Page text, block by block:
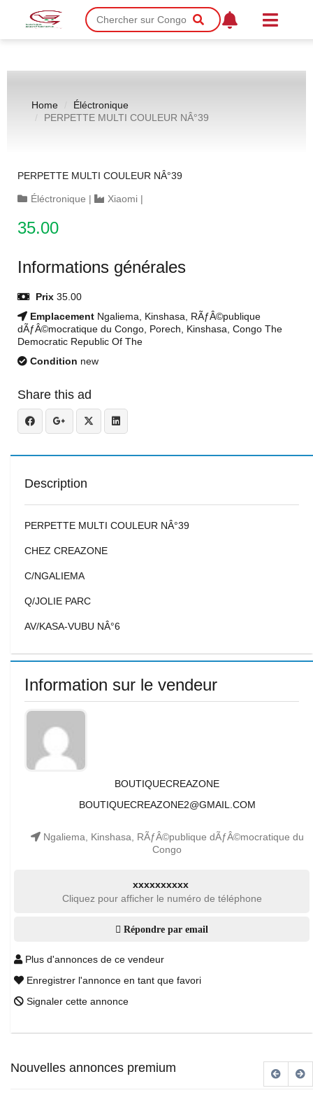
Home
Éléctronique
PERPETTE MULTI COULEUR NÂ°39
PERPETTE MULTI COULEUR NÂ°39
Éléctronique | Xiaomi |
35.00
Informations générales
Prix 35.00
Emplacement Ngaliema, Kinshasa, RÃƒÂ©publique
dÃƒÂ©mocratique du Congo, Porech, Kinshasa, Congo The
Democratic Republic Of The
Condition new
Share this ad
Description
PERPETTE MULTI COULEUR NÂ°39
CHEZ CREAZONE
C/NGALIEMA
Q/JOLIE PARC
AV/KASA-VUBU NÂ°6
Information sur le vendeur
BOUTIQUECREAZONE
BOUTIQUECREAZONE2@GMAIL.COM
Ngaliema, Kinshasa, RÃƒÂ©publique dÃƒÂ©mocratique du
Congo
xxxxxxxxxx
Cliquez pour afficher le numéro de téléphone
Répondre par email
Plus d'annonces de ce vendeur
Enregistrer l'annonce en tant que favori
Signaler cette annonce
Nouvelles annonces premium